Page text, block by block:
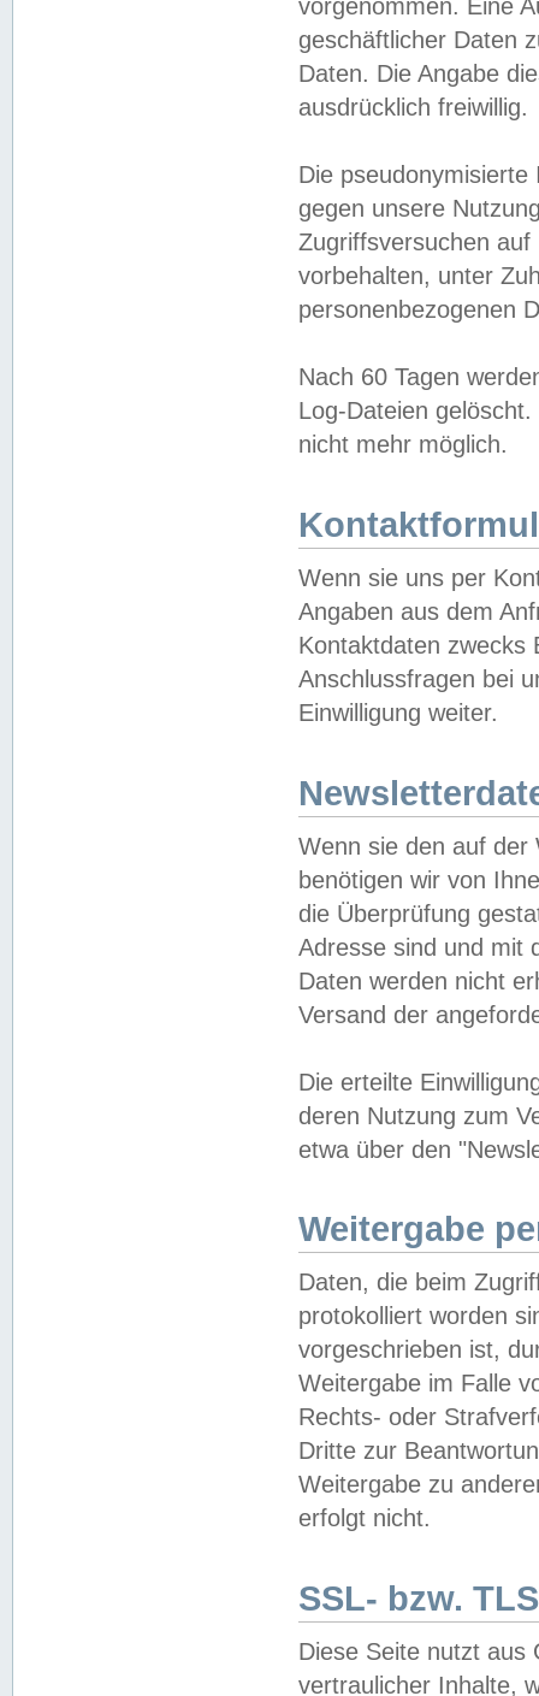
vorgenommen. Eine
geschäftlicher Daten
Daten. Die Angabe
ausdrücklich freiwillig.
Die
gegen unsere
Zugriffsversuchen
vorbehalten, unter
personenbezogenen
Nach 60 Tagen
Log-Dateien
nicht mehr möglich.
Wenn sie uns per
Angaben aus dem
Kontaktdaten zwecks
Anschlussfragen bei
Einwilligung weiter.
Wenn sie den auf der
benötigen wir von
die Überprüfung
Adresse sind und mit
Daten werden nicht
Versand der
Die erteilte
deren Nutzung zum
etwa über den
Weitergabe
Daten, die beim
protokolliert worden
vorgeschrieben ist,
Weitergabe im Falle
Rechts- oder
Dritte zur
Weitergabe zu
erfolgt nicht.
SSL- bzw.
Diese Seite nutzt aus
vertraulicher Inhalte,